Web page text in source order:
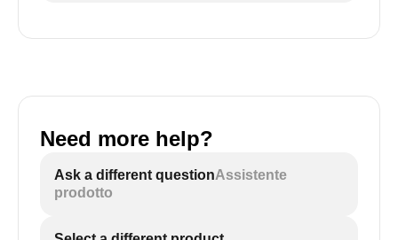
Need more help?
Ask a different questionAssistente
prodotto